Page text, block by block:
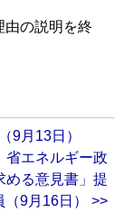
由の説明を終
月13日）
省エネルギー政
める意見書」提
9月16日） >>